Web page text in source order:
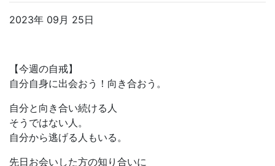
2023年 09月 25日
【今週の自戒】
自分自身に出会おう！向き合おう。
自分と向き合い続ける人
そうではない人。
自分から逃げる人もいる。
先日お会いした方の知り合いに